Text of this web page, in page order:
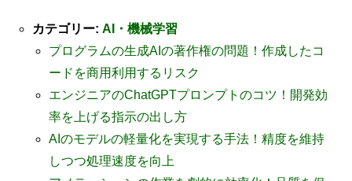
カテゴリー: AI・機械学習
プログラムの生成AIの著作権の問題！作成したコ
ードを商用利用するリスク
エンジニアのChatGPTプロンプトのコツ！開発効
率を上げる指示の出し方
AIのモデルの軽量化を実現する手法！精度を維持
しつつ処理速度を向上